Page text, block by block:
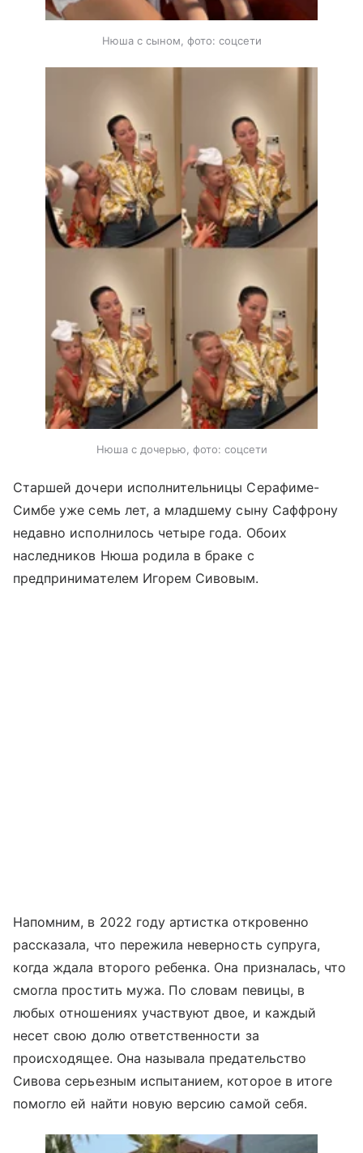
Нюша с сыном, фото: соцсети
Нюша с дочерью, фото: соцсети
Старшей дочери исполнительницы Серафиме-
Симбе уже семь лет, а младшему сыну Саффрону
недавно исполнилось четыре года. Обоих
наследников Нюша родила в браке с
предпринимателем Игорем Сивовым.
Напомним, в 2022 году артистка откровенно
рассказала, что пережила неверность супруга,
когда ждала второго ребенка. Она призналась, что
смогла простить мужа. По словам певицы, в
любых отношениях участвуют двое, и каждый
несет свою долю ответственности за
происходящее. Она называла предательство
Сивова серьезным испытанием, которое в итоге
помогло ей найти новую версию самой себя.